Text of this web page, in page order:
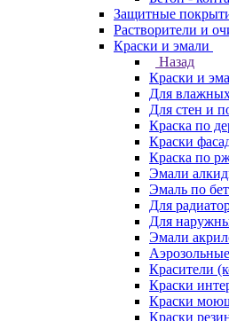
Защитные
Растворители и
Краски и эмали
Назад
Краски и
Для
Для стен и
Краска по
Краски
Краска по
Эмали
Эмаль по
Для
Для
Эмали
Аэрозольные
Красители
Краски
Краски
Краски